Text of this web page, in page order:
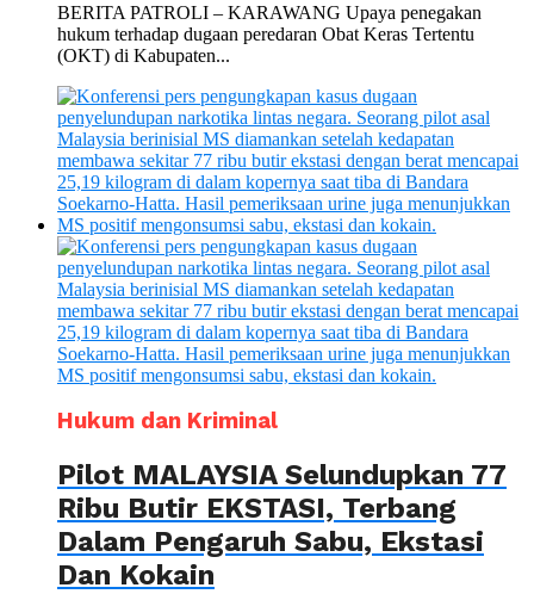
BERITA PATROLI – KARAWANG Upaya penegakan
hukum terhadap dugaan peredaran Obat Keras Tertentu
(OKT) di Kabupaten...
Hukum dan Kriminal
Pilot MALAYSIA Selundupkan 77
Ribu Butir EKSTASI, Terbang
Dalam Pengaruh Sabu, Ekstasi
Dan Kokain